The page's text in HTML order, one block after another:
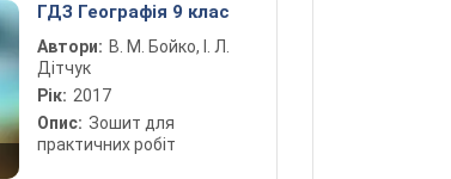
ГДЗ Географія 9 клас
Автори: В. М. Бойко, І. Л.
Дітчук
Рік: 2017
Опис: Зошит для
практичних робіт